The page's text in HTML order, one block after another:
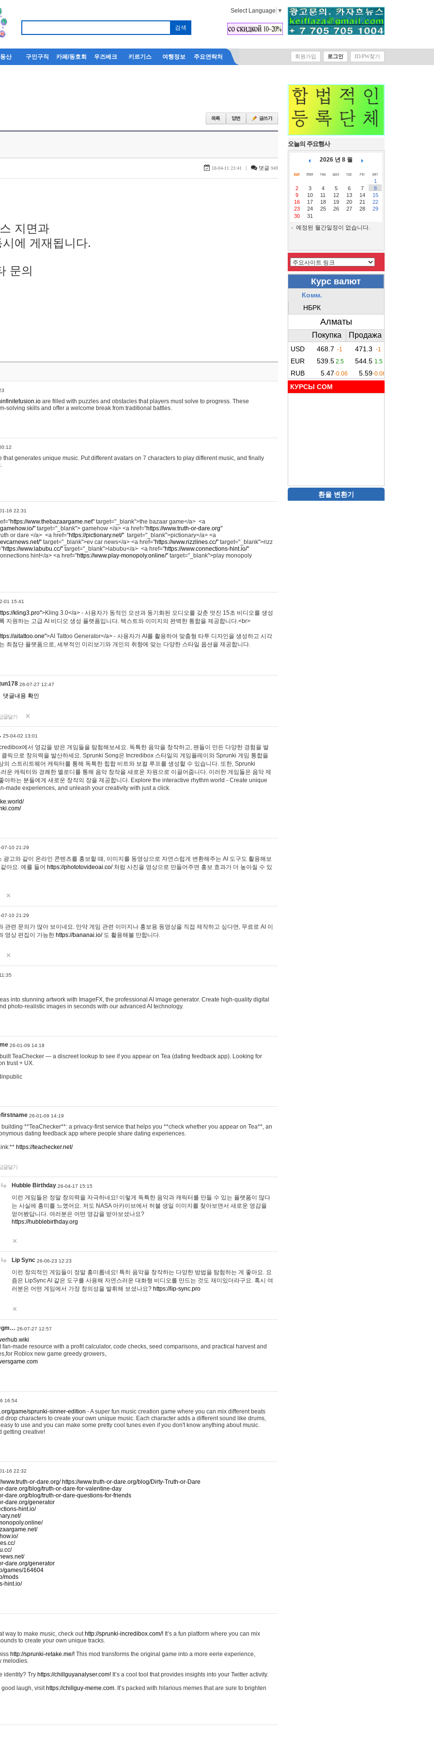
Select Language ▼
산 구인구직 카페/동호회 우즈베크 키르기스 여행정보 주요연락처 회원가입 로그인 ID/PW찾기
18-04-11 23:41 | 댓글 949
지면과
에 게재됩니다.
문의
are filled with puzzles and obstacles that players must solve to progress. These
solving skills and offer a welcome break from traditional battles.
that generates unique music. Put different avatars on 7 characters to play different music, and finally
16 22:31
https://www.thebazaargame.net" target="_blank">the bazaar game</a> <a
" target="_blank"> gamehow </a> <a href="https://www.truth-or-dare.org"
or dare </a> <a href="https://pictionary.net/" target="_blank">pictionary</a> <a
" target="_blank">ev car news</a> <a href="https://www.rizzlines.cc/" target="_blank">rizz
https://www.labubu.cc/" target="_blank">labubu</a> <a href="https://www.connections-hint.io/"
hint</a> <a href="https://www.play-monopoly.online/" target="_blank">play monopoly
01 15:41
kling3.pro">Kling 3.0</a> - 사용자가 동적인 모션과 동기화된 오디오를 갖춘 멋진 15초 비디오를 생성
지원하는 고급 AI 비디오 생성 플랫폼입니다. 텍스트와 이미지의 완벽한 통합을 제공합니다.<br>
aitattoo.one">AI Tattoo Generator</a> - 사용자가 AI를 활용하여 맞춤형 타투 디자인을 생성하고 시각
최첨단 플랫폼으로, 세부적인 미리보기와 개인의 취향에 맞는 다양한 스타일 옵션을 제공합니다.
26-07-27 12:47
댓글내용 확인
글달기
25-04-02 13:01
에서 영감을 받은 게임들을 탐험해보세요. 독특한 음악을 창작하고, 팬들이 만든 다양한 경험을 발
클릭으로 창의력을 발산하세요. Sprunki Song은 Incredibox 스타일의 게임플레이와 Sprunki 게임 통합을
의 스트리트웨어 캐릭터를 통해 독특한 힙합 비트와 보컬 루프를 생성할 수 있습니다. 또한, Sprunki
운 캐릭터와 경쾌한 멜로디를 통해 음악 창작을 새로운 차원으로 이끌어줍니다. 이러한 게임들은 음악 제
아하는 분들에게 새로운 창작의 장을 제공합니다. Explore the interactive rhythm world - Create unique
made experiences, and unleash your creativity with just a click.
07-10 21:29
광고와 같이 온라인 콘텐츠를 홍보할 때, 이미지를 동영상으로 자연스럽게 변환해주는 AI 도구도 활용해보
아요. 예를 들어 https://phototovideoai.co/처럼 사진을 영상으로 만들어주면 홍보 효과가 더 높아질 수 있
07-10 21:29
관련 문의가 많아 보이네요. 만약 게임 관련 이미지나 홍보용 동영상을 직접 제작하고 싶다면, 무료로 AI 이
영상 편집이 가능한 https://bananai.io/도 활용해볼 만합니다.
into stunning artwork with ImageFX, the professional AI image generator. Create high-quality digital
photo-realistic images in seconds with our advanced AI technology.
26-01-09 14:18
TeaChecker — a discreet lookup to see if you appear on Tea (dating feedback app). Looking for
trust + UX.
26-01-09 14:19
building **TeaChecker**: a privacy-first service that helps you **check whether you appear on Tea**, an
dating feedback app where people share dating experiences.
https://teachecker.net/
글달기
Hubble Birthday 26-04-17 15:15
이런 게임들은 정말 창의력을 자극하네요! 이렇게 독특한 음악과 캐릭터를 만들 수 있는 플랫폼이 많다
는 사실에 흥미를 느꼈어요. 저도 NASA 아카이브에서 허블 생일 이미지를 찾아보면서 새로운 영감을
얻어봤답니다. 여러분은 어떤 영감을 받아보셨나요?
https://hubblebirthday.org
Lip Sync 26-06-23 12:23
이런 창의적인 게임들이 정말 흥미롭네요! 특히 음악을 창작하는 다양한 방법을 탐험하는 게 좋아요. 요
즘은 LipSync AI 같은 도구를 사용해 자연스러운 대화형 비디오를 만드는 것도 재미있더라구요. 혹시 여
러분은 어떤 게임에서 가장 창의성을 발휘해 보셨나요? https://lip-sync.pro
26-07-27 12:57
made resource with a profit calculator, code checks, seed comparisons, and practical harvest and
Roblox new game greedy growers。
16:54
game/sprunki-sinner-edition - A super fun music creation game where you can mix different beats
drop characters to create your own unique music. Each character adds a different sound like drums,
to use and you can make some pretty cool tunes even if you don't know anything about music.
getting creative!
16 22:32
www.truth-or-dare.org/ https://www.truth-or-dare.org/blog/Dirty-Truth-or-Dare
dare.org/blog/truth-or-dare-for-valentine-day
dare.org/blog/truth-or-dare-questions-for-friends
dare.org/generator
hint.io/
dare.org/generator
games/164604
mods
hint.io/
way to make music, check out http://sprunki-incredibox.com/! It’s a fun platform where you can mix
to create your own unique tracks.
http://sprunki-retake.me/! This mod transforms the original game into a more eerie experience,
melodies.
identity? Try https://chillguyanalyser.com! It’s a cool tool that provides insights into your Twitter activity.
good laugh, visit https://chillguy-meme.com. It’s packed with hilarious memes that are sure to brighten
오늘의 주요행사
2026 년 8 월
1
2
3 4 5 6 7
8
9
10 11 12 13 14
15
16
17 18 19 20 21
22
23
24 25 26 27 28
29
30
31
예정된 월간일정이 없습니다.
КУРСЫ COM
환율 변환기